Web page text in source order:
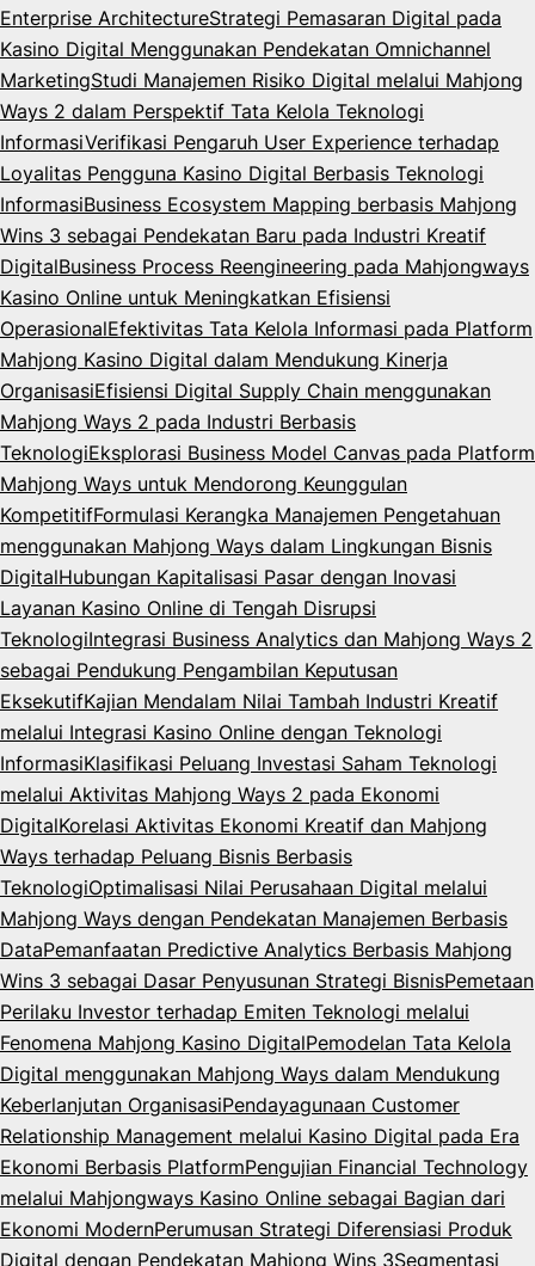
Enterprise ArchitectureStrategi Pemasaran Digital pada
Kasino Digital Menggunakan Pendekatan Omnichannel
MarketingStudi Manajemen Risiko Digital melalui Mahjong
Ways 2 dalam Perspektif Tata Kelola Teknologi
InformasiVerifikasi Pengaruh User Experience terhadap
Loyalitas Pengguna Kasino Digital Berbasis Teknologi
InformasiBusiness Ecosystem Mapping berbasis Mahjong
Wins 3 sebagai Pendekatan Baru pada Industri Kreatif
DigitalBusiness Process Reengineering pada Mahjongways
Kasino Online untuk Meningkatkan Efisiensi
OperasionalEfektivitas Tata Kelola Informasi pada Platform
Mahjong Kasino Digital dalam Mendukung Kinerja
OrganisasiEfisiensi Digital Supply Chain menggunakan
Mahjong Ways 2 pada Industri Berbasis
TeknologiEksplorasi Business Model Canvas pada Platform
Mahjong Ways untuk Mendorong Keunggulan
KompetitifFormulasi Kerangka Manajemen Pengetahuan
menggunakan Mahjong Ways dalam Lingkungan Bisnis
DigitalHubungan Kapitalisasi Pasar dengan Inovasi
Layanan Kasino Online di Tengah Disrupsi
TeknologiIntegrasi Business Analytics dan Mahjong Ways 2
sebagai Pendukung Pengambilan Keputusan
EksekutifKajian Mendalam Nilai Tambah Industri Kreatif
melalui Integrasi Kasino Online dengan Teknologi
InformasiKlasifikasi Peluang Investasi Saham Teknologi
melalui Aktivitas Mahjong Ways 2 pada Ekonomi
DigitalKorelasi Aktivitas Ekonomi Kreatif dan Mahjong
Ways terhadap Peluang Bisnis Berbasis
TeknologiOptimalisasi Nilai Perusahaan Digital melalui
Mahjong Ways dengan Pendekatan Manajemen Berbasis
DataPemanfaatan Predictive Analytics Berbasis Mahjong
Wins 3 sebagai Dasar Penyusunan Strategi BisnisPemetaan
Perilaku Investor terhadap Emiten Teknologi melalui
Fenomena Mahjong Kasino DigitalPemodelan Tata Kelola
Digital menggunakan Mahjong Ways dalam Mendukung
Keberlanjutan OrganisasiPendayagunaan Customer
Relationship Management melalui Kasino Digital pada Era
Ekonomi Berbasis PlatformPengujian Financial Technology
melalui Mahjongways Kasino Online sebagai Bagian dari
Ekonomi ModernPerumusan Strategi Diferensiasi Produk
Digital dengan Pendekatan Mahjong Wins 3Segmentasi